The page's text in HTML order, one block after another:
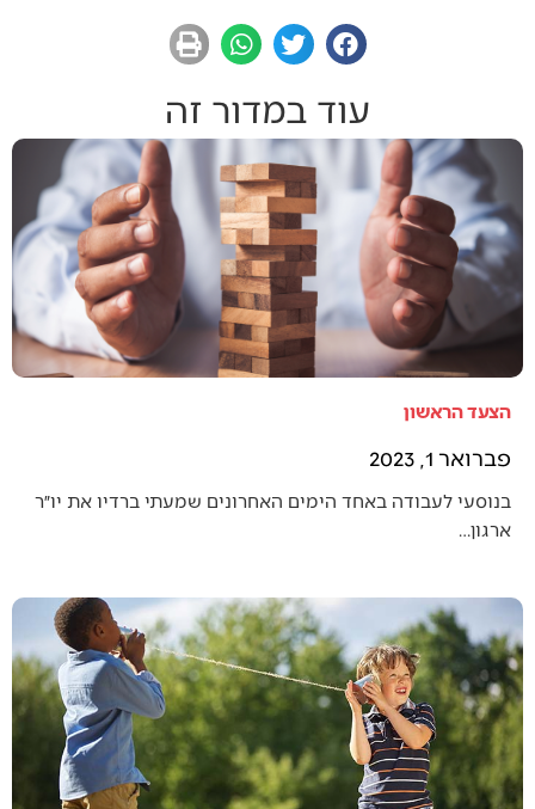
עוד במדור זה
הצעד הראשון
פברואר 1, 2023
בנוסעי לעבודה באחד הימים האחרונים שמעתי ברדיו את יו״ר
ארגון…